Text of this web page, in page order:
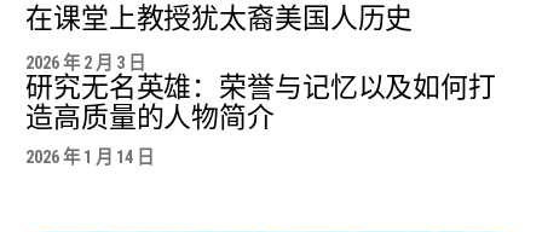
在课堂上教授犹太裔美国人历史
2026 年 2 月 3 日
研究无名英雄：荣誉与记忆以及如何打
造高质量的人物简介
2026 年 1 月 14 日